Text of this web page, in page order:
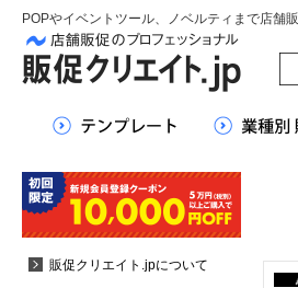
POPやイベントツール、ノベルティまで店舗
販促クリエイト.jpについて